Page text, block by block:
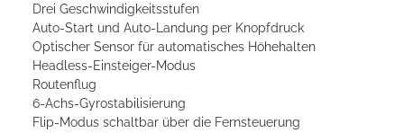
Drei Geschwindigkeitsstufen
Auto-Start und Auto-Landung per Knopfdruck
Optischer Sensor für automatisches Höhehalten
Headless-Einsteiger-Modus
Routenflug
6-Achs-Gyrostabilisierung
Flip-Modus schaltbar über die Fernsteuerung